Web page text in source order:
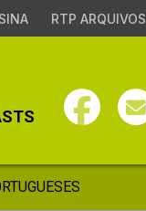
RTP ARQUIVOS